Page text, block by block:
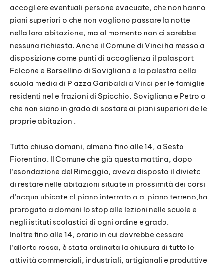
accogliere eventuali persone evacuate, che non hanno
piani superiori o che non vogliono passare la notte
nella loro abitazione, ma al momento non ci sarebbe
nessuna richiesta. Anche il Comune di Vinci ha messo a
disposizione come punti di accoglienza il palasport
Falcone e Borsellino di Sovigliana e la palestra della
scuola media di Piazza Garibaldi a Vinci per le famiglie
residenti nelle frazioni di Spicchio, Sovigliana e Petroio
che non siano in grado di sostare ai piani superiori delle
proprie abitazioni.
Tutto chiuso domani, almeno fino alle 14, a Sesto
Fiorentino. Il Comune che già questa mattina, dopo
l’esondazione del Rimaggio, aveva disposto il divieto
di restare nelle abitazioni situate in prossimità dei corsi
d’acqua ubicate al piano interrato o al piano terreno,ha
prorogato a domani lo stop alle lezioni nelle scuole e
negli istituti scolastici di ogni ordine e grado.
Inoltre fino alle 14, orario in cui dovrebbe cessare
l’allerta rossa, è stata ordinata la chiusura di tutte le
attività commerciali, industriali, artigianali e produttive